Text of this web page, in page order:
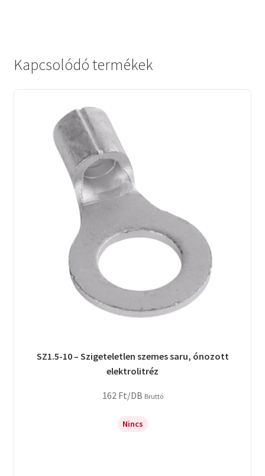
Kapcsolódó termékek
SZ1.5-10 – Szigeteletlen szemes saru, ónozott
elektrolitréz
162 Ft/DB Bruttó
Nincs